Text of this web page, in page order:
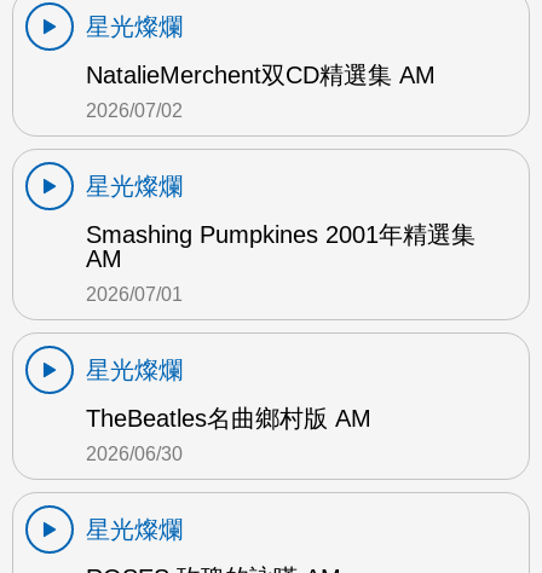
星光燦爛
NatalieMerchent双CD精選集 AM
2026/07/02
星光燦爛
Smashing Pumpkines 2001年精選集
AM
2026/07/01
星光燦爛
TheBeatles名曲鄉村版 AM
2026/06/30
星光燦爛